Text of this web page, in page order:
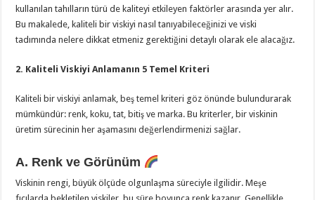
kullanılan tahılların türü de kaliteyi etkileyen faktörler arasında yer alır.
Bu makalede, kaliteli bir viskiyi nasıl tanıyabileceğinizi ve viski
tadımında nelere dikkat etmeniz gerektiğini detaylı olarak ele alacağız.
2. Kaliteli Viskiyi Anlamanın 5 Temel Kriteri
Kaliteli bir viskiyi anlamak, beş temel kriteri göz önünde bulundurarak
mümkündür: renk, koku, tat, bitiş ve marka. Bu kriterler, bir viskinin
üretim sürecinin her aşamasını değerlendirmenizi sağlar.
A. Renk ve Görünüm
Viskinin rengi, büyük ölçüde olgunlaşma süreciyle ilgilidir. Meşe